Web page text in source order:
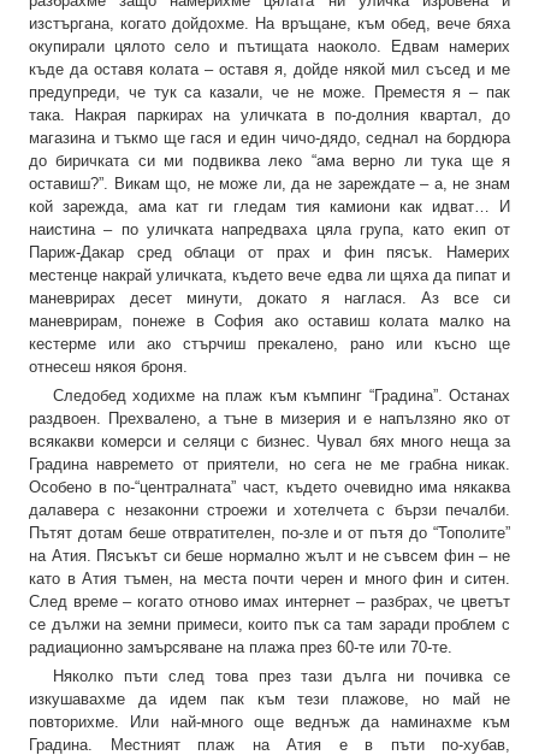
изстъргана, когато дойдохме. На връщане, към обед, вече бяха
окупирали цялото село и пътищата наоколо. Едвам намерих
къде да оставя колата – оставя я, дойде някой мил съсед и ме
предупреди, че тук са казали, че не може. Преместя я – пак
така. Накрая паркирах на уличката в по-долния квартал, до
магазина и тъкмо ще гася и един чичо-дядо, седнал на бордюра
до биричката си ми подвиква леко “ама верно ли тука ще я
оставиш?”. Викам що, не може ли, да не зареждате – а, не знам
кой зарежда, ама кат ги гледам тия камиони как идват… И
наистина – по уличката напредваха цяла група, като екип от
Париж-Дакар сред облаци от прах и фин пясък. Намерих
местенце накрай уличката, където вече едва ли щяха да пипат и
маневрирах десет минути, докато я наглася. Аз все си
маневрирам, понеже в София ако оставиш колата малко на
кестерме или ако стърчиш прекалено, рано или късно ще
отнесеш някоя броня.
Следобед ходихме на плаж към къмпинг “Градина”. Останах
раздвоен. Прехвалено, а тъне в мизерия и е напълзяно яко от
всякакви комерси и селяци с бизнес. Чувал бях много неща за
Градина навремето от приятели, но сега не ме грабна никак.
Особено в по-“централната” част, където очевидно има някаква
далавера с незаконни строежи и хотелчета с бързи печалби.
Пътят дотам беше отвратителен, по-зле и от пътя до “Тополите”
на Атия. Пясъкът си беше нормално жълт и не съвсем фин – не
като в Атия тъмен, на места почти черен и много фин и ситен.
След време – когато отново имах интернет – разбрах, че цветът
се дължи на земни примеси, които пък са там заради проблем с
радиационно замърсяване на плажа през 60-те или 70-те.
Няколко пъти след това през тази дълга ни почивка се
изкушавахме да идем пак към тези плажове, но май не
повторихме. Или най-много още веднъж да наминахме към
Градина. Местният плаж на Атия е в пъти по-хубав,